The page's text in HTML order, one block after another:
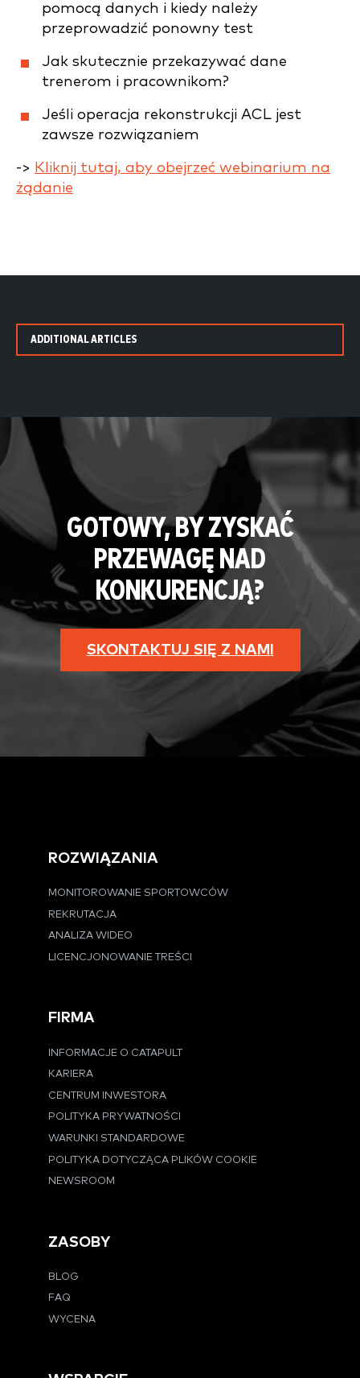
pomocą danych i kiedy należy
przeprowadzić ponowny test
Jak skutecznie przekazywać dane
trenerom i pracownikom?
Jeśli operacja rekonstrukcji ACL jest
zawsze rozwiązaniem
-> Kliknij tutaj, aby obejrzeć webinarium na
żądanie
ADDITIONAL ARTICLES
GOTOWY, BY ZYSKAĆ
PRZEWAGĘ NAD
KONKURENCJĄ?
SKONTAKTUJ SIĘ Z NAMI
ROZWIĄZANIA
MONITOROWANIE SPORTOWCÓW
REKRUTACJA
ANALIZA WIDEO
LICENCJONOWANIE TREŚCI
FIRMA
INFORMACJE O CATAPULT
KARIERA
CENTRUM INWESTORA
POLITYKA PRYWATNOŚCI
WARUNKI STANDARDOWE
POLITYKA DOTYCZĄCA PLIKÓW COOKIE
NEWSROOM
ZASOBY
BLOG
FAQ
WYCENA